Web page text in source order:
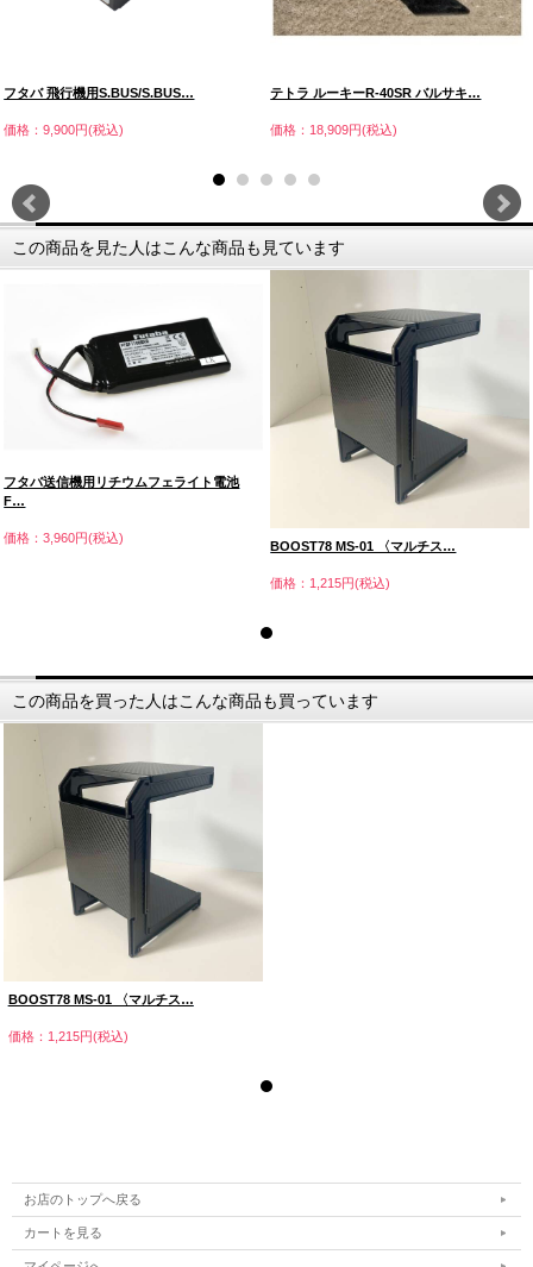
フタバ 飛行機用S.BUS/S.BUS…
価格：9,900円(税込)
テトラ ルーキーR-40SR バルサキ…
価格：18,909円(税込)
この商品を見た人はこんな商品も見ています
フタバ送信機用リチウムフェライト電池
F…
価格：3,960円(税込)
BOOST78 MS-01 〈マルチス…
価格：1,215円(税込)
この商品を買った人はこんな商品も買っています
BOOST78 MS-01 〈マルチス…
価格：1,215円(税込)
お店のトップへ戻る
カートを見る